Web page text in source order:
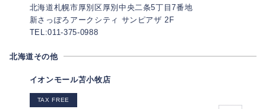
北海道札幌市厚別区厚別中央二条5丁目7番地
新さっぽろアークシティ サンピアザ 2F
TEL:011-375-0988
北海道その他
イオンモール苫小牧店
TAX FREE